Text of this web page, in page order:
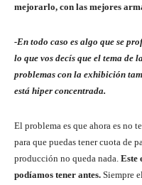
mejorarlo, con las mejores
-En todo caso es algo que se
lo que vos decís que el tema de
problemas con la exhibición
está hiper concentrada.
El problema es que ahora es no
para que puedas tener cuota de
producción no queda nada. Este
podíamos tener antes. Siempre